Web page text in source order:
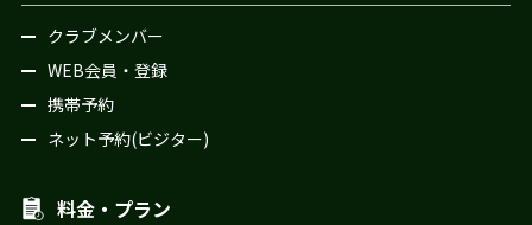
クラブメンバー
WEB会員・登録
携帯予約
ネット予約(ビジター)
料金・プラン